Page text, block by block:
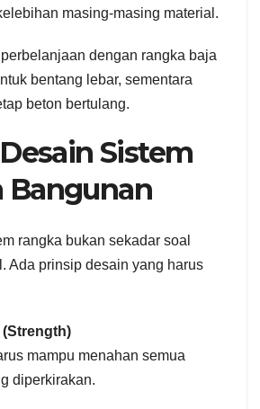
masing-masing material.
dengan rangka baja
bentang lebar, sementara
beton bertulang.
Sistem
Bangunan
rangka bukan sekadar soal
Ada prinsip desain yang harus
(Strength)
mampu menahan semua
diperkirakan.